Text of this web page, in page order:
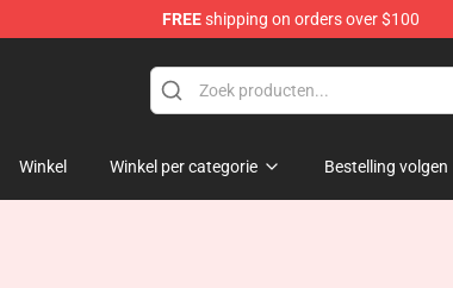
FREEshipping on orders over $100
Winkel Winkel per categorie Bestelling volgen